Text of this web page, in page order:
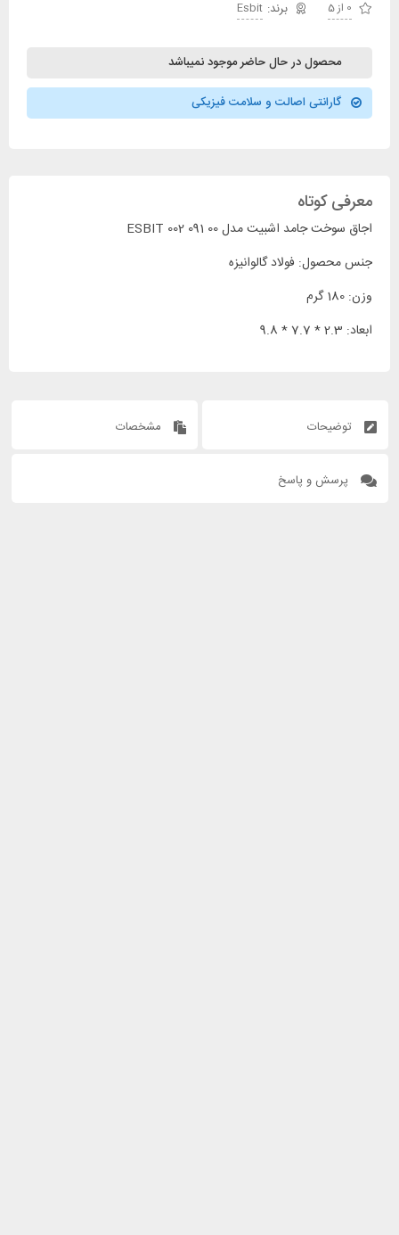
0 از 5
Esbit
محصول در حال حاضر موجود نمیباشد
گارانتی اصالت و سلامت فیزیکی
معرفی کوتاه
اجاق سوخت جامد اشبیت مدل ESBIT 002 091 00
جنس محصول: فولاد گالوانیزه
وزن: 180 گرم
ابعاد: 2.3 * 7.7 * 9.8
توضیحات مشخصات
پرسش و پاسخ